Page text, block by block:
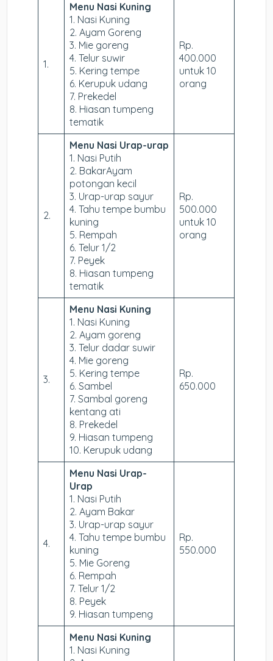
1.
Menu Nasi Kuning
1. Nasi Kuning
2. Ayam Goreng
3. Mie goreng
4. Telur suwir
5. Kering tempe
6. Kerupuk udang
7. Prekedel
8. Hiasan tumpeng
tematik
Rp.
400.000
untuk 10
orang
2.
Menu Nasi Urap-urap
1. Nasi Putih
2. BakarAyam
potongan kecil
3. Urap-urap sayur
4. Tahu tempe bumbu
kuning
5. Rempah
6. Telur 1/2
7. Peyek
8. Hiasan tumpeng
tematik
Rp.
500.000
untuk 10
orang
3.
Menu Nasi Kuning
1. Nasi Kuning
2. Ayam goreng
3. Telur dadar suwir
4. Mie goreng
5. Kering tempe
6. Sambel
7. Sambal goreng
kentang ati
8. Prekedel
9. Hiasan tumpeng
10. Kerupuk udang
Rp.
650.000
4.
Menu Nasi Urap-
Urap
1. Nasi Putih
2. Ayam Bakar
3. Urap-urap sayur
4. Tahu tempe bumbu
kuning
5. Mie Goreng
6. Rempah
7. Telur 1/2
8. Peyek
9. Hiasan tumpeng
Rp.
550.000
Menu Nasi Kuning
1. Nasi Kuning